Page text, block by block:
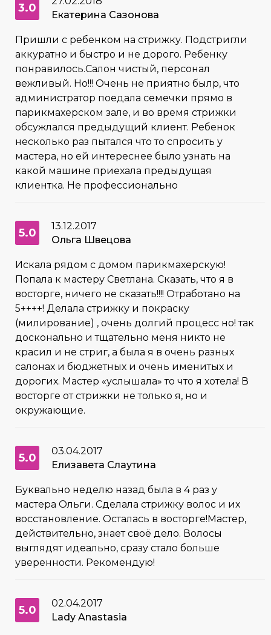
3.0
Екатерина Сазонова
Пришли с ребенком на стрижку. Подстригли
аккуратно и быстро и не дорого. Ребенку
понравилось.Салон чистый, персонал
вежливый. Но!!! Очень не приятно былр, что
администратор поедала семечки прямо в
парикмахерском зале, и во время стрижки
обсужлался предыдущий клиент. Ребенок
несколько раз пытался что то спросить у
мастера, но ей интереснее было узнать на
какой машине приехала предыдущая
клиентка. Не профессионально
5.0
13.12.2017
Ольга Швецова
Искала рядом с домом парикмахерскую!
Попала к мастеру Светлана. Сказать, что я в
восторге, ничего не сказать!!!! Отработано на
5++++! Делала стрижку и покраску
(милирование) , очень долгий процесс но! так
досконально и тщательно меня никто не
красил и не стриг, а была я в очень разных
салонах и бюджетных и очень именитых и
дорогих. Мастер «услышала» то что я хотела! В
восторге от стрижки не только я, но и
окружающие.
5.0
03.04.2017
Елизавета Слаутина
Буквально неделю назад была в 4 раз у
мастера Ольги. Сделала стрижку волос и их
восстановление. Осталась в восторге!Мастер,
действительно, знает своё дело. Волосы
выглядят идеально, сразу стало больше
уверенности. Рекомендую!
5.0
02.04.2017
Lady Anastasia